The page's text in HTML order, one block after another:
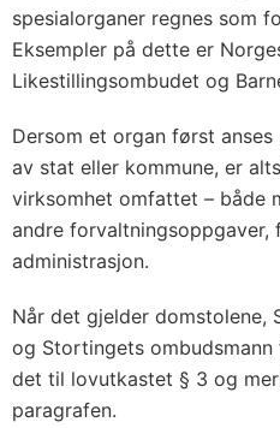
spesialorganer regnes som
Eksempler på dette er
Likestillingsombudet og
Dersom et organ først
av stat eller kommune, er
virksomhet omfattet – både
andre
administrasjon.
Når det gjelder domstolene,
og Stortingets
det til lovutkastet § 3 og
paragrafen.